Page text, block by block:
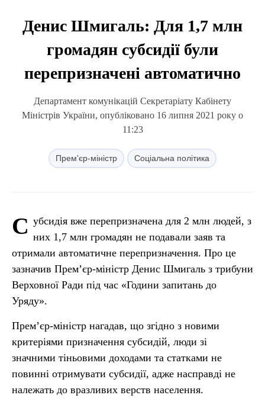
Денис Шмигаль: Для 1,7 млн
громадян субсидії були
перепризначені автоматично
Департамент комунікацій Секретаріату Кабінету
Міністрів України, опубліковано 16 липня 2021 року о
11:23
Прем'єр-міністр Соціальна політика
С убсидія вже перепризначена для 2 млн людей, з
них 1,7 млн громадян не подавали заяв та
отримали автоматичне перепризначення. Про це
зазначив Прем’єр-міністр Денис Шмигаль з трибуни
Верховної Ради під час «Години запитань до
Уряду».
Прем’єр-міністр нагадав, що згідно з новими
критеріями призначення субсидій, люди зі
значними тіньовими доходами та статками не
повинні отримувати субсидії, адже насправді не
належать до вразливих верств населення.